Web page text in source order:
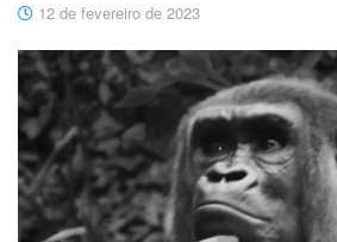
12 de fevereiro de 2023